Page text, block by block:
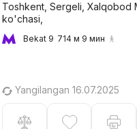
Toshkent, Sergeli, Xalqobod
ko'chasi,
Bekat 9 714 м 9 мин
Yangilangan 16.07.2025